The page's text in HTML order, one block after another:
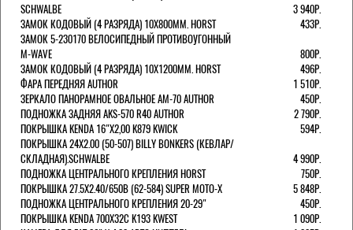
SCHWALBE
3 940Р.
ЗАМОК КОДОВЫЙ (4 РАЗРЯДА) 10Х800ММ. HORST
433Р.
ЗАМОК 5-230170 ВЕЛОСИПЕДНЫЙ ПРОТИВОУГОННЫЙ
M-WAVE
800Р.
ЗАМОК КОДОВЫЙ (4 РАЗРЯДА) 10Х1200ММ. HORST
496Р.
ФАРА ПЕРЕДНЯЯ AUTHOR
1 510Р.
ЗЕРКАЛО ПАНОРАМНОЕ ОВАЛЬНОЕ AM-70 AUTHOR
450Р.
ПОДНОЖКА ЗАДНЯЯ AKS-570 R40 AUTHOR
2 790Р.
ПОКРЫШКА KENDA 16"Х2,00 K879 KWICK
594Р.
ПОКРЫШКА 24X2.00 (50-507) BILLY BONKERS (КЕВЛАР/
СКЛАДНАЯ).SCHWALBE
4 990Р.
ПОДНОЖКА ЦЕНТРАЛЬНОГО КРЕПЛЕНИЯ HORST
750Р.
ПОКРЫШКА 27.5X2.40/650B (62-584) SUPER MOTO-X
5 848Р.
ПОДНОЖКА ЦЕНТРАЛЬНОГО КРЕПЛЕНИЯ 20-29"
450Р.
ПОКРЫШКА KENDA 700Х32С K193 KWEST
1 090Р.